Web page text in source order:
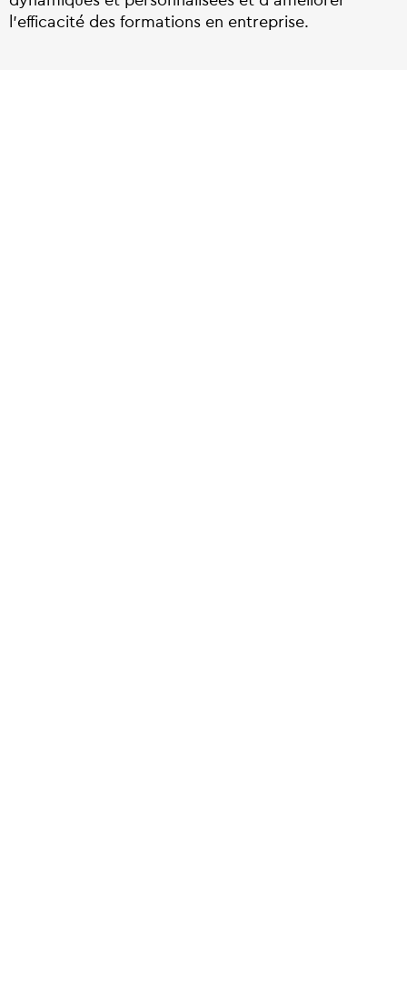
l’efficacité des formations en entreprise.